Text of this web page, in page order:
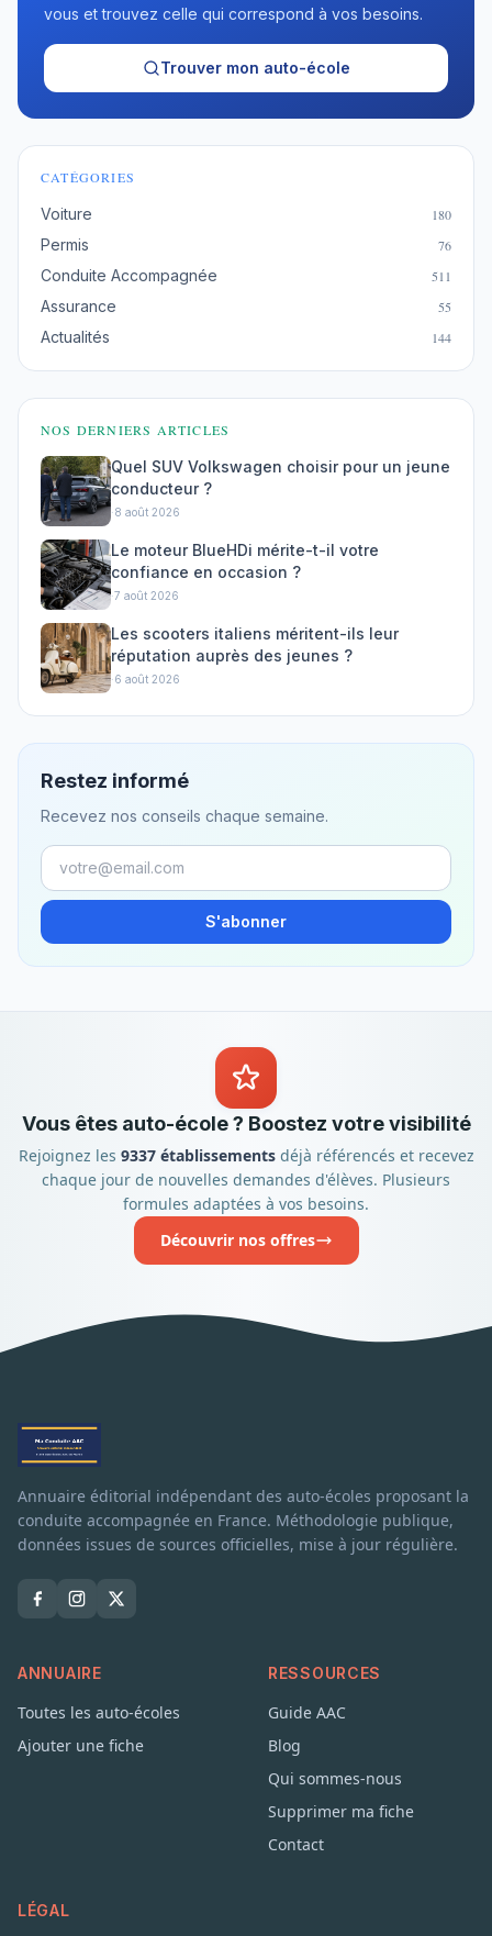
vous et trouvez celle qui correspond à vos besoins.
Trouver mon auto-école
CATÉGORIES
Voiture 180
Permis 76
Conduite Accompagnée 511
Assurance 55
Actualités 144
NOS DERNIERS ARTICLES
Quel SUV Volkswagen choisir pour un jeune
conducteur ?
·8 août 2026
Le moteur BlueHDi mérite-t-il votre
confiance en occasion ?
·7 août 2026
Les scooters italiens méritent-ils leur
réputation auprès des jeunes ?
·6 août 2026
Restez informé
Recevez nos conseils chaque semaine.
S'abonner
Vous êtes auto-école ? Boostez votre visibilité
Rejoignez les 9337 établissementsdéjà référencés et recevez
chaque jour de nouvelles demandes d'élèves. Plusieurs
formules adaptées à vos besoins.
Découvrir nos offres
Annuaire éditorial indépendant des auto-écoles proposant la
conduite accompagnée en France. Méthodologie publique,
données issues de sources officielles, mise à jour régulière.
ANNUAIRE
Toutes les auto-écoles
Ajouter une fiche
RESSOURCES
Guide AAC
Blog
Qui sommes-nous
Supprimer ma fiche
Contact
LÉGAL